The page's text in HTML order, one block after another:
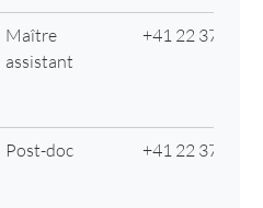
Maître
assistant
+41 22 379 69
Post-doc +41 22 379 69